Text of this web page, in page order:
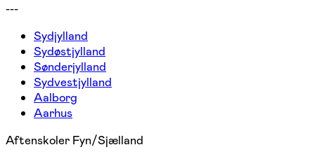
---
Sydjylland
Sydøstjylland
Sønderjylland
Sydvestjylland
Aalborg
Aarhus
Aftenskoler Fyn/Sjælland